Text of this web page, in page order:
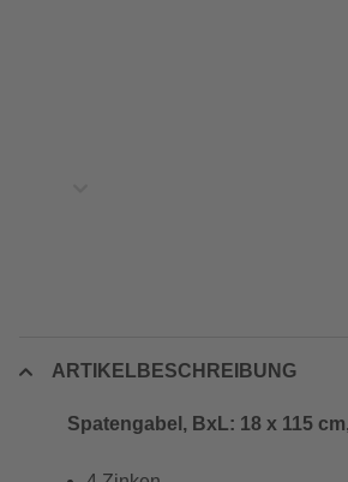
ARTIKELBESCHREIBUNG
Spatengabel, BxL: 18 x 115